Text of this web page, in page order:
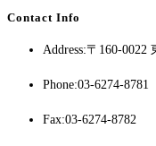
Contact Info
Address:〒160-0022
Phone:03-6274-8781
Fax:03-6274-8782